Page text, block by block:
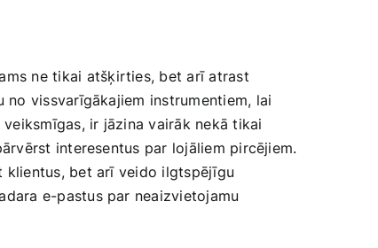
ne tikai atšķirties, bet arī atrast
vissvarīgākajiem instrumentiem, ‌lai
ir jāzina vairāk nekā‍ tikai
interesentus ‍par lojāliem pircējiem.
klientus, bet arī veido ilgtspējīgu
e-pastus​ par‍ neaizvietojamu